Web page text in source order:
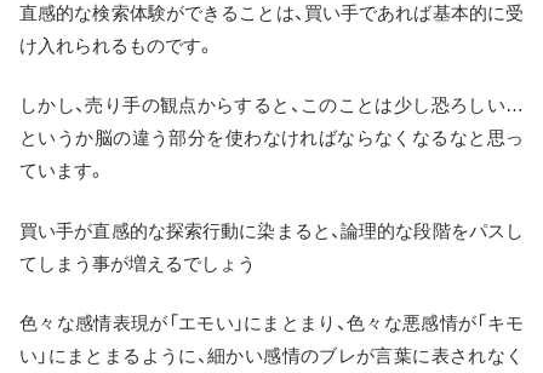
直感的な検索体験ができることは、買い手であれば基本的に受
け入れられるものです。
しかし、売り手の観点からすると、このことは少し恐ろしい…
というか脳の違う部分を使わなければならなくなるなと思っ
ています。
買い手が直感的な探索行動に染まると、論理的な段階をパスし
てしまう事が増えるでしょう
色々な感情表現が「エモい」にまとまり、色々な悪感情が「キモ
い」にまとまるように、細かい感情のブレが言葉に表されなく